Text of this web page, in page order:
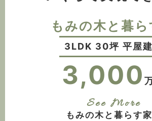
もみの木と暮ら
3LDK 30坪 平屋
3,000
See More
もみの木と暮らす家